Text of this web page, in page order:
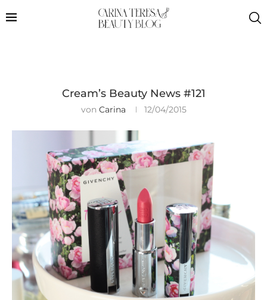
Cream’s Beauty News #121
von Carina 12/04/2015